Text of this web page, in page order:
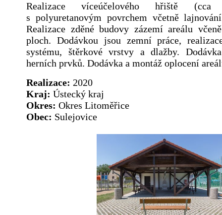
Realizace víceúčelového hřiště
s polyuretanovým povrchem včetně
Realizace zděné budovy zázemí areálu
ploch. Dodávkou jsou zemní práce,
systému, štěrkové vrstvy a dlažby.
herních prvků. Dodávka a montáž oplocení
Realizace: 2020
Kraj: Ústecký kraj
Okres: Okres Litoměřice
Obec: Sulejovice